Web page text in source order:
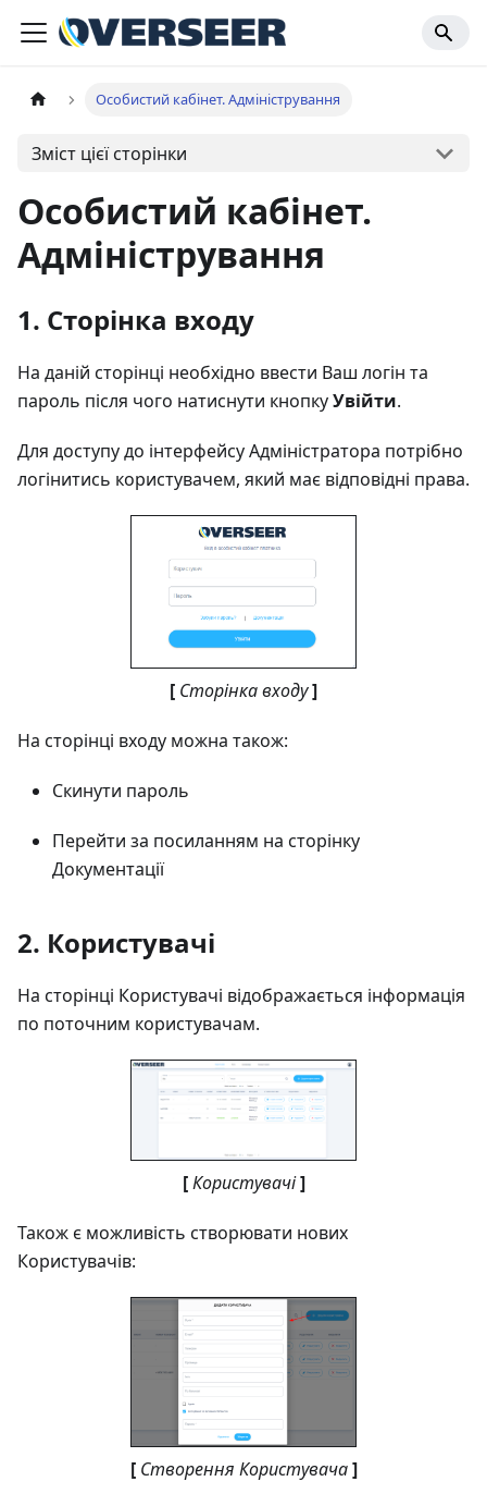
Особистий кабінет. Адміністрування
Зміст цієї сторінки
Особистий кабінет.
Адміністрування
1. Сторінка входу
На даній сторінці необхідно ввести Ваш логін та
пароль після чого натиснути кнопкуУвійти.
Для доступу до інтерфейсу Адміністратора потрібно
логінитись користувачем, який має відповідні права.
[ Сторінка входу]
На сторінці входу можна також:
Скинути пароль
Перейти за посиланням на сторінку
Документації
2. Користувачі
На сторінці Користувачі відображається інформація
по поточним користувачам.
[ Користувачі ]
Також є можливість створювати нових
Користувачів:
[ Створення Користувача ]